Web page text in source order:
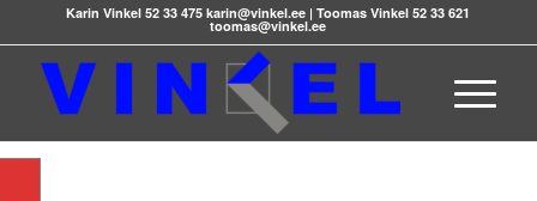
Karin Vinkel 52 33 475 karin@vinkel.ee | Toomas Vinkel 52 33 621
toomas@vinkel.ee